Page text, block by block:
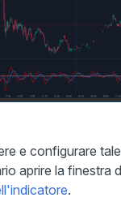
e configurare
aprire la finestra
.